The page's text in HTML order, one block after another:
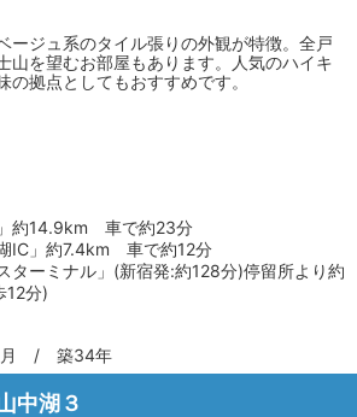
ージュ系のタイル張りの外観が特徴。全戸
山を望むお部屋もあります。人気のハイキ
の拠点としてもおすすめです。
約14.9km 車で約23分
IC」約7.4km 車で約12分
ターミナル」(新宿発:約128分)停留所より約
12分)
月 / 築34年
中湖３